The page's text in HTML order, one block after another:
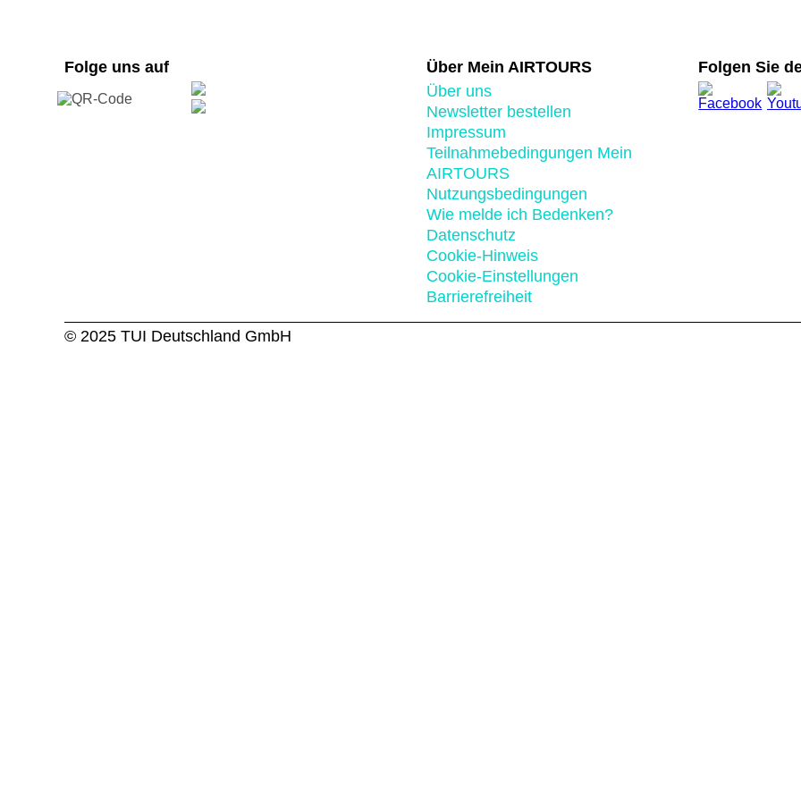
Folge uns auf
Über Mein AIRTOURS
Über uns
Newsletter bestellen
Impressum
Teilnahmebedingungen Mein
AIRTOURS
Nutzungsbedingungen
Wie melde ich Bedenken?
Datenschutz
Cookie-Hinweis
Cookie-Einstellungen
Barrierefreiheit
Folgen Sie
© 2025 TUI Deutschland GmbH